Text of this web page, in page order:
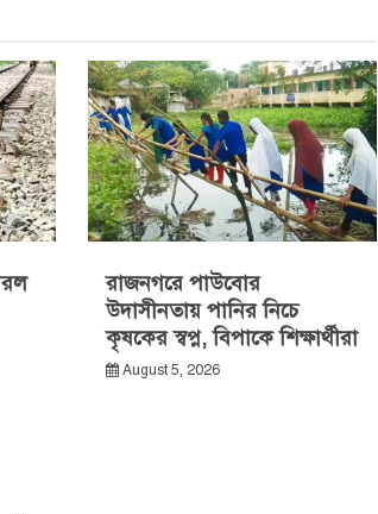
রাজনগরে পাউবোর
উদাসীনতায় পানির নিচে
কৃষকের স্বপ্ন, বিপাকে শিক্ষার্থীরা
August 5, 2026